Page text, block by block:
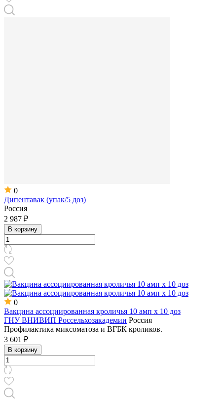
0
Дипентавак (упак/5 доз)
Россия
2 987 ₽
В корзину
0
Вакцина ассоциированная кроличья 10 амп х 10 доз
ГНУ ВНИВИП Россельхозакадемии Россия
Профилактика миксоматоза и ВГБК кроликов.
3 601 ₽
В корзину